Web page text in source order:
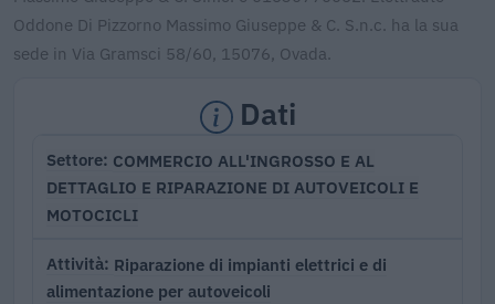
Oddone Di Pizzorno Massimo Giuseppe & C. S.n.c. ha la sua
sede in Via Gramsci 58/60, 15076, Ovada.
Dati
Settore COMMERCIO ALL'INGROSSO E AL
DETTAGLIO E RIPARAZIONE DI AUTOVEICOLI E
MOTOCICLI
Attività Riparazione di impianti elettrici e di
alimentazione per autoveicoli